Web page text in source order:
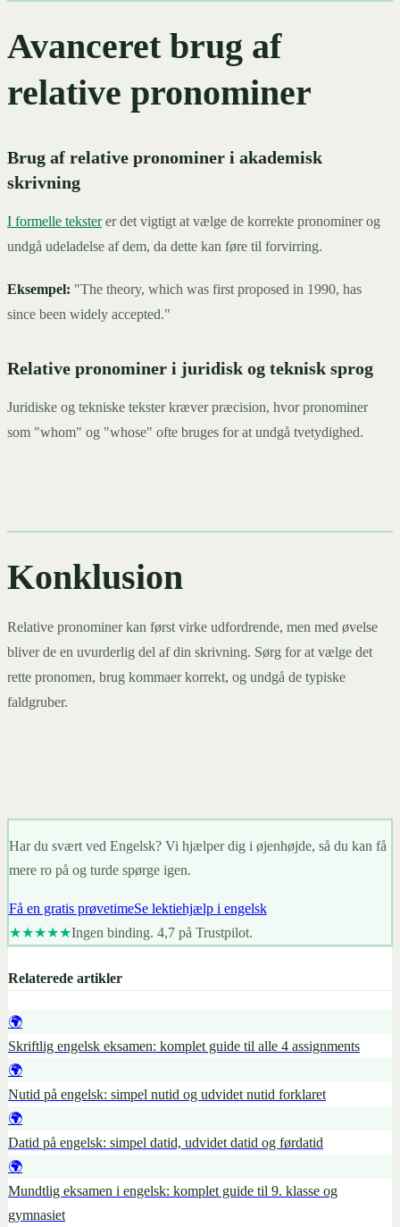
Avanceret brug af
relative pronominer
Brug af relative pronominer i akademisk
skrivning
I formelle teksterer det vigtigt at vælge de korrekte pronominer og
undgå udeladelse af dem, da dette kan føre til forvirring.
Eksempel: "The theory, which was first proposed in 1990, has
since been widely accepted."
Relative pronominer i juridisk og teknisk sprog
Juridiske og tekniske tekster kræver præcision, hvor pronominer
som "whom" og "whose" ofte bruges for at undgå tvetydighed.
Konklusion
Relative pronominer kan først virke udfordrende, men med øvelse
bliver de en uvurderlig del af din skrivning. Sørg for at vælge det
rette pronomen, brug kommaer korrekt, og undgå de typiske
faldgruber.
Har du svært ved Engelsk? Vi hjælper dig i øjenhøjde, så du kan få
mere ro på og turde spørge igen.
Få en gratis prøvetimeSe lektiehjælp i engelsk
★★★★★Ingen binding. 4,7 på Trustpilot.
Relaterede artikler
🌍
Skriftlig engelsk eksamen: komplet guide til alle 4 assignments
🌍
Nutid på engelsk: simpel nutid og udvidet nutid forklaret
🌍
Datid på engelsk: simpel datid, udvidet datid og førdatid
🌍
Mundtlig eksamen i engelsk: komplet guide til 9. klasse og
gymnasiet